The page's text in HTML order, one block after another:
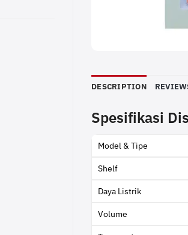
DESCRIPTION
Spesifikasi
Model & Tipe
Shelf
Daya Listrik
Volume